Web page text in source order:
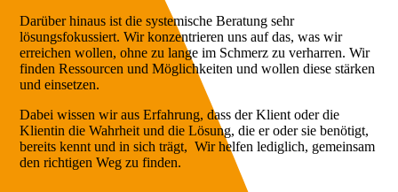
Darüber hinaus ist die systemische Beratung sehr
lösungsfokussiert. Wir konzentrieren uns auf das, was wir
erreichen wollen, ohne zu lange im Schmerz zu verharren. Wir
finden Ressourcen und Möglichkeiten und wollen diese stärken
und einsetzen.
Dabei wissen wir aus Erfahrung, dass der Klient oder die
Klientin die Wahrheit und die Lösung, die er oder sie benötigt,
bereits kennt und in sich trägt, Wir helfen lediglich, gemeinsam
den richtigen Weg zu finden.